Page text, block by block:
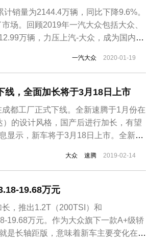
销量为2144.4万辆，同比下降9.6%。
场。回顾2019年一汽大众包括大众、
万辆，力压上汽-大众，成为国内乘
品牌自9月份首款产品推出以来，累
一汽大众 2020-01-19
线，全面加长将于3月18日上市
都工厂正式下线。全新速腾于1月份在
的设计风格，国产后进行加长，有望
显示，新车将于3月18日上市。全新速
浓的大众风，所有作为全新一代车型
大众 速腾 2019-02-14
19.68万元
，推出1.2T（200TSI）和
19.68万元。作为大众旗下一款A+级轿
是长轴距版，意味着新车主要变化在于